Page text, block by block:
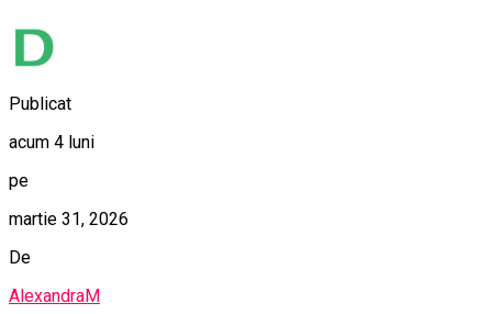
Publicat
acum 4 luni
pe
martie 31, 2026
De
AlexandraM